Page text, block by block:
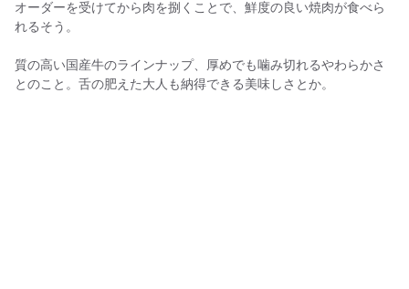
オーダーを受けてから肉を捌くことで、鮮度の良い焼肉が食べら
れるそう。
質の高い国産牛のラインナップ、厚めでも噛み切れるやわらかさ
とのこと。舌の肥えた大人も納得できる美味しさとか。